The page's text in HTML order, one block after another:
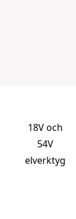
18V och
54V
elverktyg